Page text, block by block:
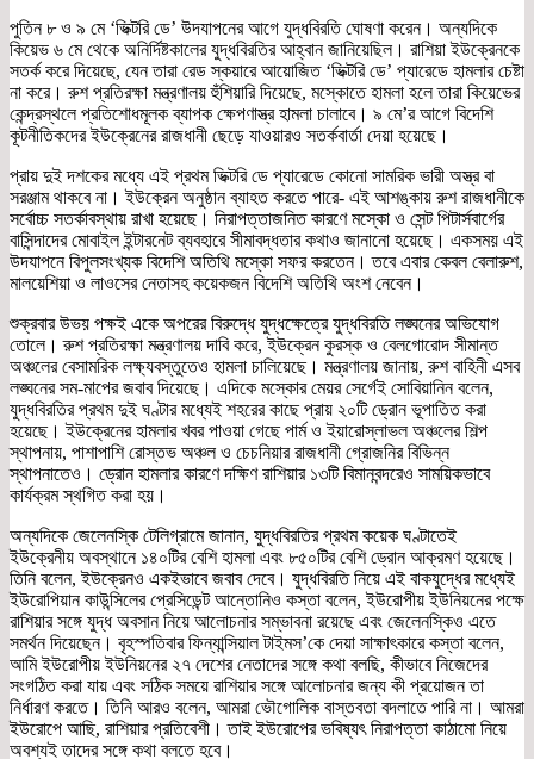
পুতিন ৮ ও ৯ মে ‘ভিক্টরি ডে’ উদযাপনের আগে যুদ্ধবিরতি ঘোষণা করেন। অন্যদিকে
কিয়েভ ৬ মে থেকে অনির্দিষ্টকালের যুদ্ধবিরতির আহ্বান জানিয়েছিল। রাশিয়া ইউক্রেনকে
সতর্ক করে দিয়েছে, যেন তারা রেড স্কয়ারে আয়োজিত ‘ভিক্টরি ডে’ প্যারেডে হামলার চেষ্টা
না করে। রুশ প্রতিরক্ষা মন্ত্রণালয় হুঁশিয়ারি দিয়েছে, মস্কোতে হামলা হলে তারা কিয়েভের
কেন্দ্রস্থলে প্রতিশোধমূলক ব্যাপক ক্ষেপণাস্ত্র হামলা চালাবে। ৯ মে’র আগে বিদেশি
কূটনীতিকদের ইউক্রেনের রাজধানী ছেড়ে যাওয়ারও সতর্কবার্তা দেয়া হয়েছে।
প্রায় দুই দশকের মধ্যে এই প্রথম ভিক্টরি ডে প্যারেডে কোনো সামরিক ভারী অস্ত্র বা
সরঞ্জাম থাকবে না। ইউক্রেন অনুষ্ঠান ব্যাহত করতে পারে- এই আশঙ্কায় রুশ রাজধানীকে
সর্বোচ্চ সতর্কাবস্থায় রাখা হয়েছে। নিরাপত্তাজনিত কারণে মস্কো ও সেন্ট পিটার্সবার্গের
বাসিন্দাদের মোবাইল ইন্টারনেট ব্যবহারে সীমাবদ্ধতার কথাও জানানো হয়েছে। একসময় এই
উদযাপনে বিপুলসংখ্যক বিদেশি অতিথি মস্কো সফর করতেন। তবে এবার কেবল বেলারুশ,
মালয়েশিয়া ও লাওসের নেতাসহ কয়েকজন বিদেশি অতিথি অংশ নেবেন।
শুক্রবার উভয় পক্ষই একে অপরের বিরুদ্ধে যুদ্ধক্ষেত্রে যুদ্ধবিরতি লঙ্ঘনের অভিযোগ
তোলে। রুশ প্রতিরক্ষা মন্ত্রণালয় দাবি করে, ইউক্রেন কুরস্ক ও বেলগোরোদ সীমান্ত
অঞ্চলের বেসামরিক লক্ষ্যবস্তুতেও হামলা চালিয়েছে। মন্ত্রণালয় জানায়, রুশ বাহিনী এসব
লঙ্ঘনের সম-মাপের জবাব দিয়েছে। এদিকে মস্কোর মেয়র সের্গেই সোবিয়ানিন বলেন,
যুদ্ধবিরতির প্রথম দুই ঘণ্টার মধ্যেই শহরের কাছে প্রায় ২০টি ড্রোন ভূপাতিত করা
হয়েছে। ইউক্রেনের হামলার খবর পাওয়া গেছে পার্ম ও ইয়ারোস্লাভল অঞ্চলের শিল্প
স্থাপনায়, পাশাপাশি রোস্তভ অঞ্চল ও চেচনিয়ার রাজধানী গ্রোজনির বিভিন্ন
স্থাপনাতেও। ড্রোন হামলার কারণে দক্ষিণ রাশিয়ার ১৩টি বিমানবন্দরেও সাময়িকভাবে
কার্যক্রম স্থগিত করা হয়।
অন্যদিকে জেলেনস্কি টেলিগ্রামে জানান, যুদ্ধবিরতির প্রথম কয়েক ঘণ্টাতেই
ইউক্রেনীয় অবস্থানে ১৪০টির বেশি হামলা এবং ৮৫০টির বেশি ড্রোন আক্রমণ হয়েছে।
তিনি বলেন, ইউক্রেনও একইভাবে জবাব দেবে। যুদ্ধবিরতি নিয়ে এই বাকযুদ্ধের মধ্যেই
ইউরোপিয়ান কাউন্সিলের প্রেসিডেন্ট আন্তোনিও কস্তা বলেন, ইউরোপীয় ইউনিয়নের পক্ষে
রাশিয়ার সঙ্গে যুদ্ধ অবসান নিয়ে আলোচনার সম্ভাবনা রয়েছে এবং জেলেনস্কিও এতে
সমর্থন দিয়েছেন। বৃহস্পতিবার ফিন্যান্সিয়াল টাইমস’কে দেয়া সাক্ষাৎকারে কস্তা বলেন,
আমি ইউরোপীয় ইউনিয়নের ২৭ দেশের নেতাদের সঙ্গে কথা বলছি, কীভাবে নিজেদের
সংগঠিত করা যায় এবং সঠিক সময়ে রাশিয়ার সঙ্গে আলোচনার জন্য কী প্রয়োজন তা
নির্ধারণ করতে। তিনি আরও বলেন, আমরা ভৌগোলিক বাস্তবতা বদলাতে পারি না। আমরা
ইউরোপে আছি, রাশিয়ার প্রতিবেশী। তাই ইউরোপের ভবিষ্যৎ নিরাপত্তা কাঠামো নিয়ে
অবশ্যই তাদের সঙ্গে কথা বলতে হবে।